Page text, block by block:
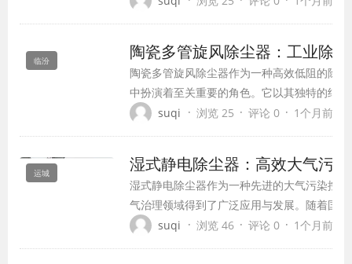
临汾 陶瓷多管旋风除尘器：工业除
陶瓷多管旋风除尘器作为一种高效低阻的除
中扮演着至关重要的角色。它以其独特的结
能，广泛应用于锅炉烟尘治理、冶金、采矿
suqi · 浏览 25 · 评论 0 · 1个月前
‌运城 湿式静电除尘器：高效大气污
湿式静电除尘器作为一种先进的大气污染控
气治理领域得到了广泛应用与发展。随着国
提高和排放标准的日益严格，湿式静电除尘
suqi · 浏览 46 · 评论 0 · 1个月前